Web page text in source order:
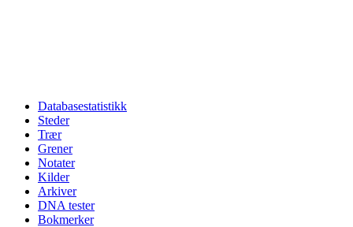
Databasestatistikk
Steder
Trær
Grener
Notater
Kilder
Arkiver
DNA tester
Bokmerker